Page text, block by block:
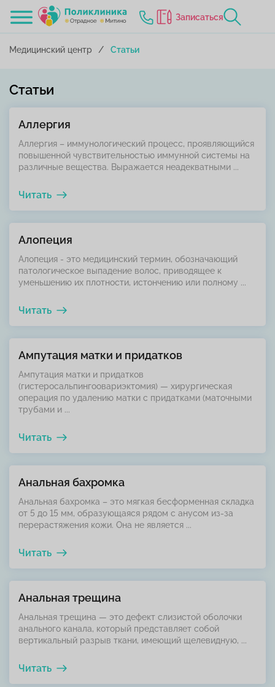
Записаться
Медицинский центр Статьи
Статьи
Аллергия
Аллергия – иммунологический процесс, проявляющийся
повышенной чувствительностью иммунной системы на
различные вещества. Выражается неадекватными ...
Читать
Алопеция
Алопеция - это медицинский термин, обозначающий
патологическое выпадение волос, приводящее к
уменьшению их плотности, истончению или полному ...
Читать
Ампутация матки и придатков
Ампутация матки и придатков
(гистеросальпингоовариэктомия) — хирургическая
операция по удалению матки с придатками (маточными
трубами и ...
Читать
Анальная бахромка
Анальная бахромка – это мягкая бесформенная складка
от 5 до 15 мм, образующаяся рядом с анусом из-за
перерастяжения кожи. Она не является ...
Читать
Анальная трещина
Анальная трещина — это дефект слизистой оболочки
анального канала, который представляет собой
вертикальный разрыв ткани, имеющий щелевидную, ...
Читать